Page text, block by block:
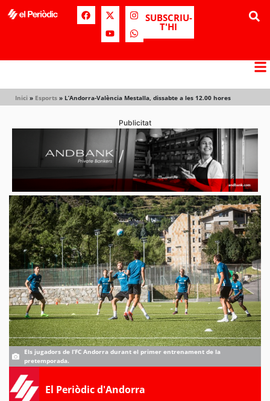
SUBSCRIU-
T'HI
Inici » Esports » L’Andorra-València Mestalla, dissabte a les 12.00 hores
Publicitat
Els jugadors de l’FC Andorra durant el primer entrenament de la
pretemporada.
El Periòdic d'Andorra